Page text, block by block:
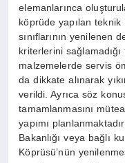
elemanlarınca
köprüde yapılan
sınıflarının yenilenen
kriterlerini
malzemelerde servis
da dikkate alınarak
verildi. Ayrıca söz
tamamlanmasını
yapımı
Bakanlığı veya bağlı
Köprüsü’nün